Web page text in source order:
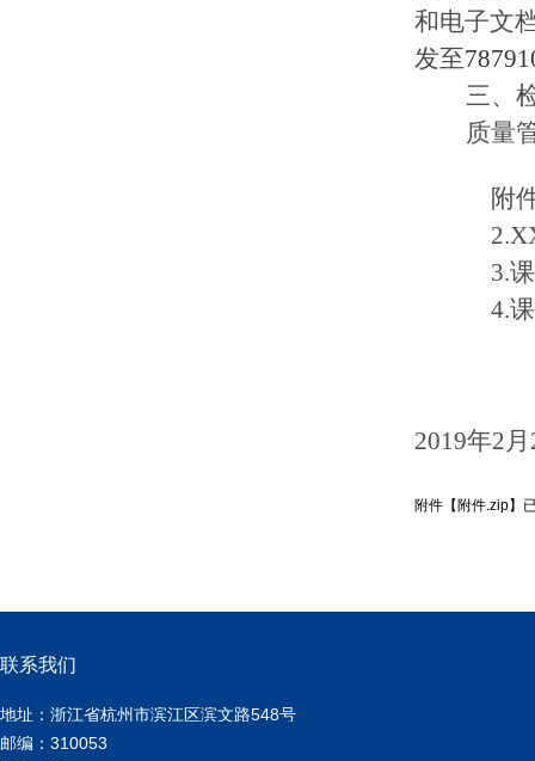
和电子文
发至
三、
质量
附
3.
4.
2019年2月
附件【 附件.zip】
联系我们
地址：浙江省杭州市滨江区滨文路548号
邮编：310053